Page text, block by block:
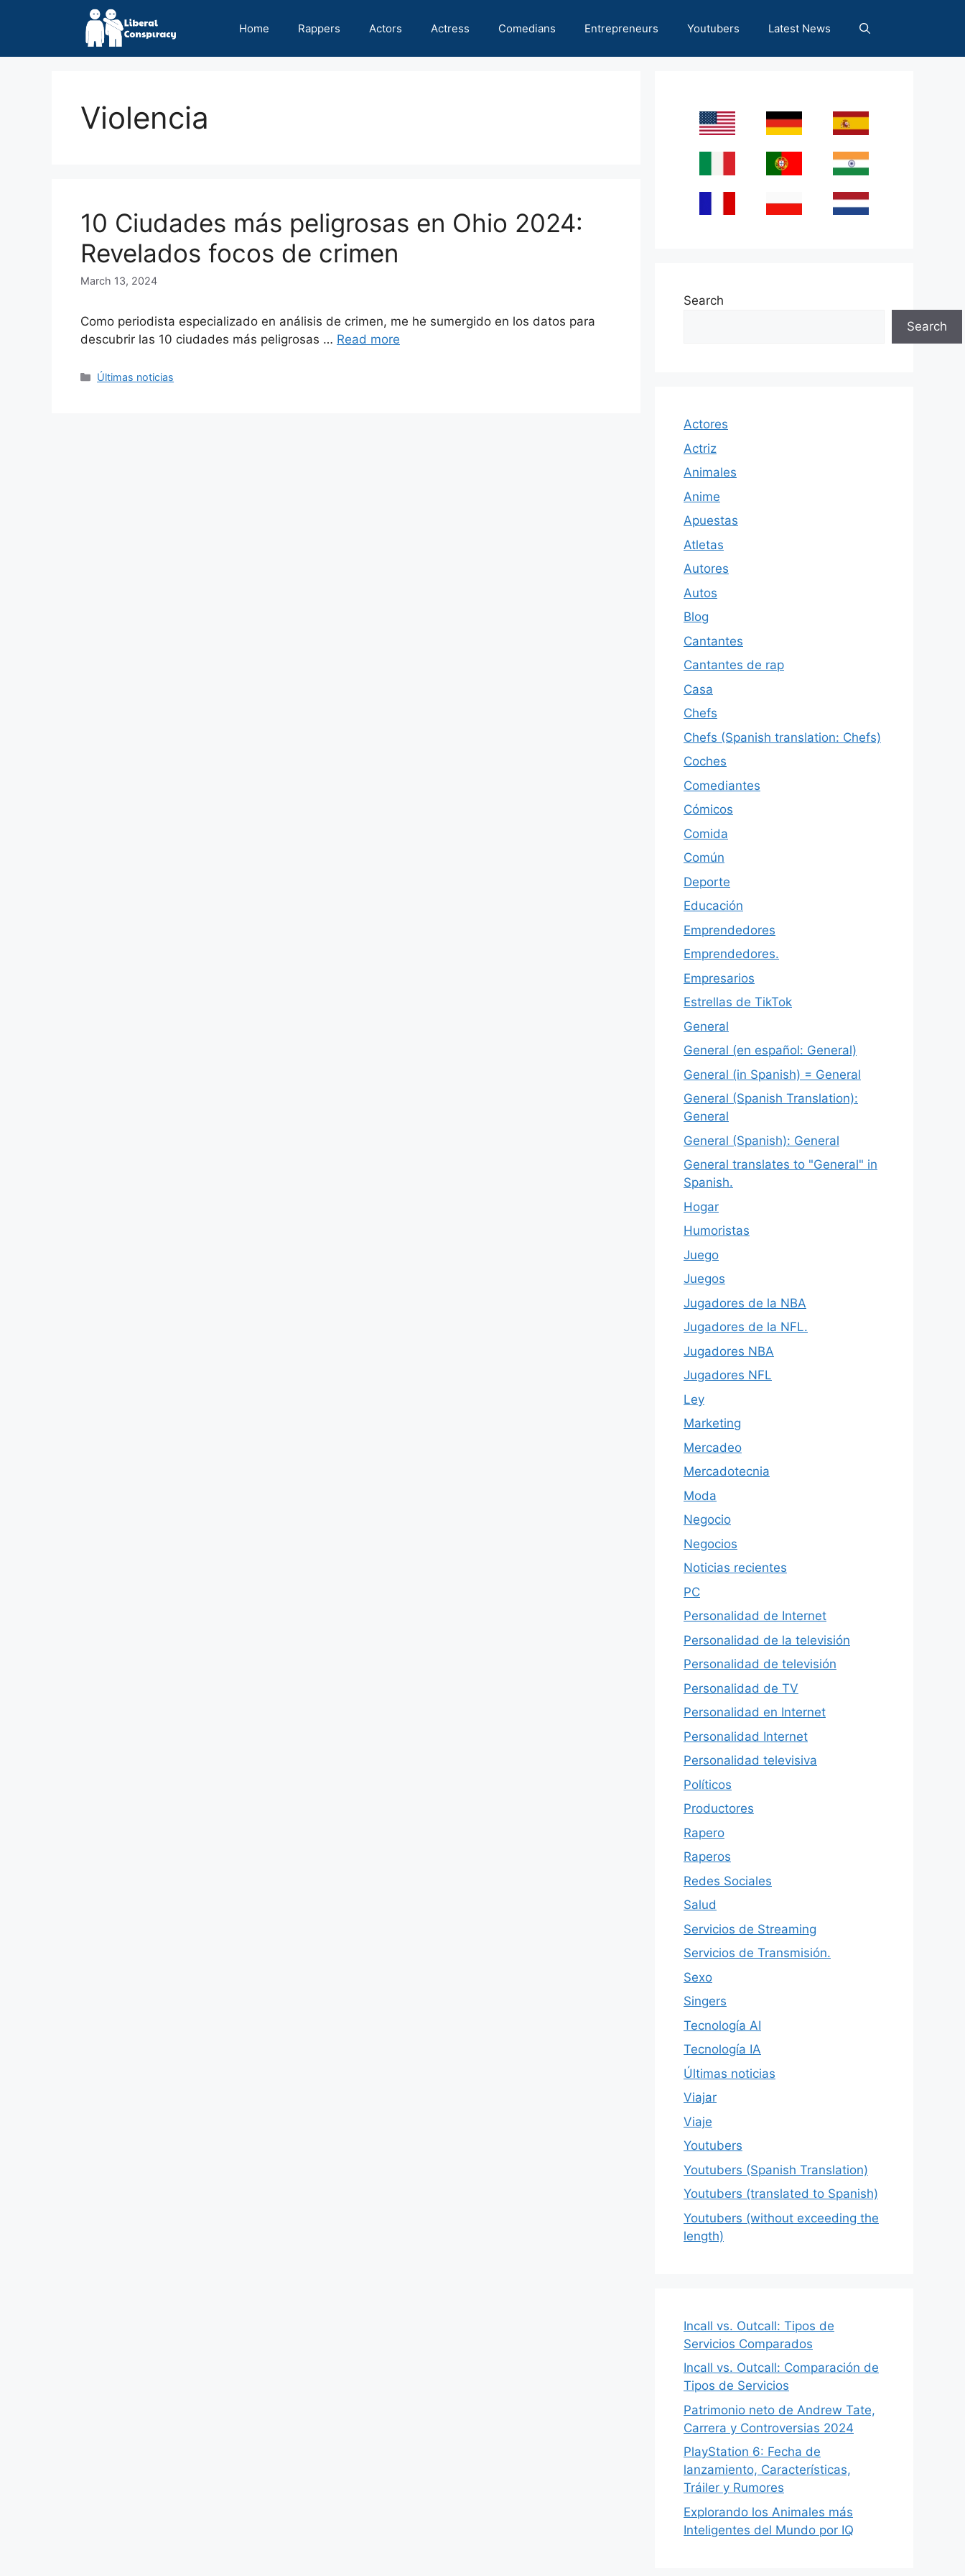
Home Rappers Actors Actress Comedians Entrepreneurs Youtubers Latest News
Violencia
10 Ciudades más peligrosas en Ohio 2024:
Revelados focos de crimen
March 13, 2024
Como periodista especializado en análisis de crimen, me he sumergido en los datos para
descubrir las 10 ciudades más peligrosas … Read more
Categories
Últimas noticias
Search
Search
Actores
Actriz
Animales
Anime
Apuestas
Atletas
Autores
Autos
Blog
Cantantes
Cantantes de rap
Casa
Chefs
Chefs (Spanish translation: Chefs)
Coches
Comediantes
Cómicos
Comida
Común
Deporte
Educación
Emprendedores
Emprendedores.
Empresarios
Estrellas de TikTok
General
General (en español: General)
General (in Spanish) = General
General (Spanish Translation):
General
General (Spanish): General
General translates to "General" in
Spanish.
Hogar
Humoristas
Juego
Juegos
Jugadores de la NBA
Jugadores de la NFL.
Jugadores NBA
Jugadores NFL
Ley
Marketing
Mercadeo
Mercadotecnia
Moda
Negocio
Negocios
Noticias recientes
PC
Personalidad de Internet
Personalidad de la televisión
Personalidad de televisión
Personalidad de TV
Personalidad en Internet
Personalidad Internet
Personalidad televisiva
Políticos
Productores
Rapero
Raperos
Redes Sociales
Salud
Servicios de Streaming
Servicios de Transmisión.
Sexo
Singers
Tecnología AI
Tecnología IA
Últimas noticias
Viajar
Viaje
Youtubers
Youtubers (Spanish Translation)
Youtubers (translated to Spanish)
Youtubers (without exceeding the
length)
Incall vs. Outcall: Tipos de
Servicios Comparados
Incall vs. Outcall: Comparación de
Tipos de Servicios
Patrimonio neto de Andrew Tate,
Carrera y Controversias 2024
PlayStation 6: Fecha de
lanzamiento, Características,
Tráiler y Rumores
Explorando los Animales más
Inteligentes del Mundo por IQ